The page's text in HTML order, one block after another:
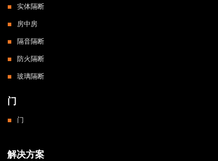
实体隔断
房中房
隔音隔断
防火隔断
玻璃隔断
门
门
解决方案